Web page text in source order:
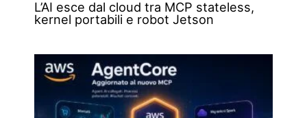
L’AI esce dal cloud tra MCP stateless,
kernel portabili e robot Jetson